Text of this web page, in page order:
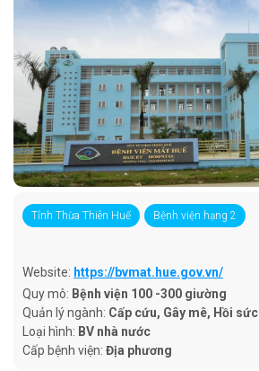
Tỉnh Thừa Thiên Huế Bệnh viện hạng 2
Website: https://bvmat.hue.gov.vn/
Quy mô: Bệnh viện 100 -300 giường
Quản lý ngành: Cấp cứu, Gây mê, Hồi sức
Loại hình: BV nhà nước
Cấp bệnh viện: Địa phương